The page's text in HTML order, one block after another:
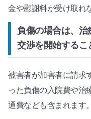
金や慰謝料が受け取れ
負傷の場合は、治
交渉を開始するこ
被害者が加害者に請求
った負傷の入院費や治
通費なども含まれます。